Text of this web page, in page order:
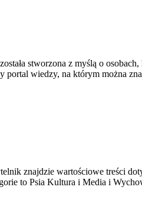
stworzona z myślą o
portal wiedzy, na którym można
znajdzie wartościowe treści
to Psia Kultura i Media i